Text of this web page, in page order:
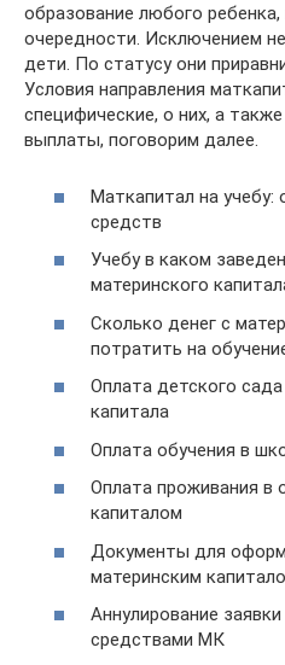
образование любого
очередности. Исключением
дети. По статусу они
Условия направления
специфические, о них, а
выплаты, поговорим далее.
Маткапитал на учебу:
средств
Учебу в каком
материнского
Сколько денег с
потратить на
Оплата детского
капитала
Оплата обучения в
Оплата проживания в
капиталом
Документы для
материнским
Аннулирование
средствами МК